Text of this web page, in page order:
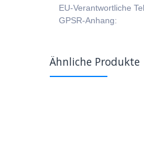
EU-Verantwortliche
GPSR-Anhang:
Ähnliche Produkte